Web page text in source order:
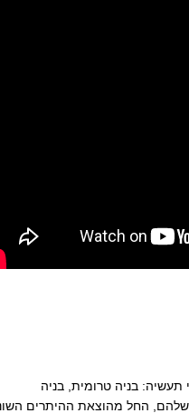
בניה טרומית, בניה
שלהם, החל מהוצאת ההיתרים